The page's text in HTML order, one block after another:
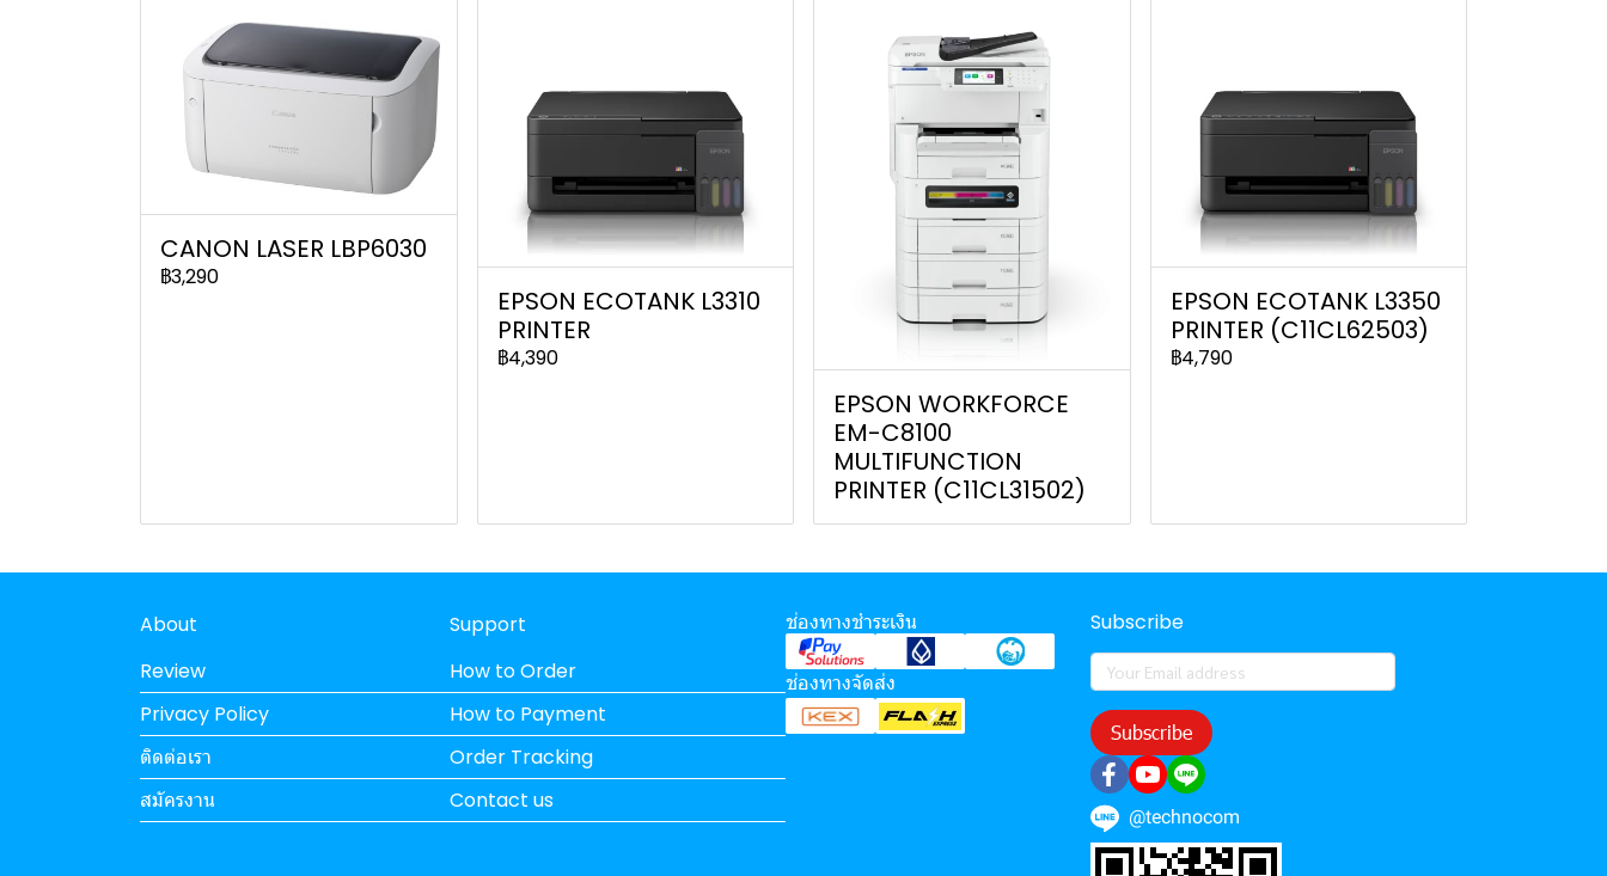
CANON LASER LBP6030
฿3,290
EPSON ECOTANK L3310
PRINTER
฿4,390
EPSON WORKFORCE
EM-C8100
MULTIFUNCTION
PRINTER (C11CL31502)
EPSON ECOTANK L3350
PRINTER (C11CL62503)
฿4,790
About
Review
Privacy Policy
ติดต่อเรา
สมัครงาน
Support
How to Order
How to Payment
Order Tracking
Contact us
ช่องทางชำระเงิน
ช่องทางจัดส่ง
Subscribe
Subscribe
@technocom